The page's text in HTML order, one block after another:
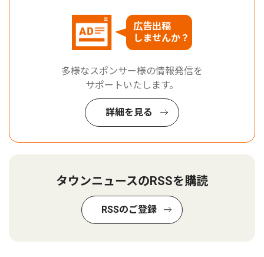
広告出稿
しませんか？
多様なスポンサー様の情報発信を
サポートいたします。
詳細を見る
タウンニュースのRSSを購読
RSSのご登録